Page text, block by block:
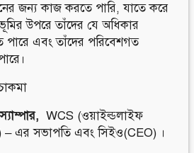
জন্য কাজ করতে পারি, যাতে করে
উপরে তাঁদের যে অধিকার
পারে এবং তাঁদের পরিবেশগত
WCS (ওয়াইল্ডলাইফ
– এর সভাপতি এবং সিইও(CEO) ।